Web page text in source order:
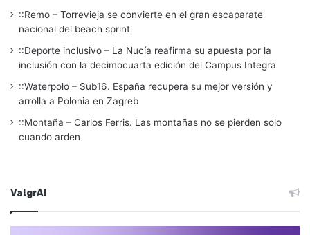
::Remo – Torrevieja se convierte en el gran escaparate
nacional del beach sprint
::Deporte inclusivo – La Nucía reafirma su apuesta por la
inclusión con la decimocuarta edición del Campus Integra
::Waterpolo – Sub16. España recupera su mejor versión y
arrolla a Polonia en Zagreb
::Montaña – Carlos Ferris. Las montañas no se pierden solo
cuando arden
ValgrAI